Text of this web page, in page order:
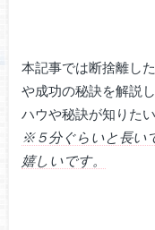
本記事では断捨離し
や成功の秘訣を解説
ハウや秘訣が知りた
※５分ぐらいと長い
嬉しいです。